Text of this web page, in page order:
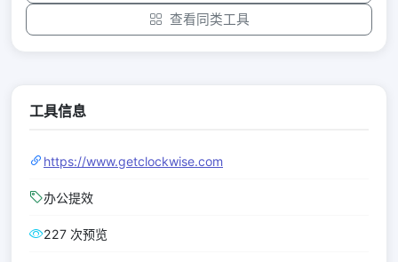
查看同类工具
工具信息
https://www.getclockwise.com
办公提效
227 次预览